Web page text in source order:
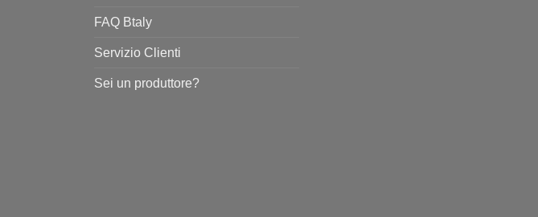
FAQ Btaly
Servizio Clienti
Sei un produttore?